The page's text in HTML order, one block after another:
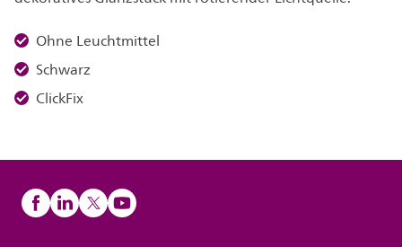
Ohne Leuchtmittel
Schwarz
ClickFix